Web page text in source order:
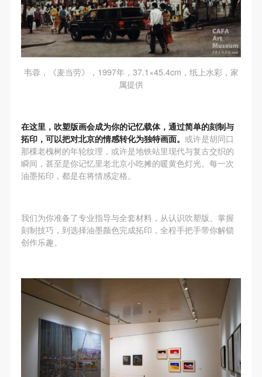
韦蓉，《麦当劳》，1997年，37.1×45.4cm，纸上水彩，家
属提供
在这里，吹塑版画会成为你的记忆载体，通过简单的刻制与
拓印，可以把对北京的情感转化为独特画面。 或许是胡同口
那棵老槐树的年轮纹理，或许是地铁站里现代与复古交织的
瞬间，甚至是你记忆里老北京小吃摊的暖黄色灯光。每一次
油墨拓印，都是在将情感定格。
我们为你准备了专业指导与全套材料，从认识吹塑版、掌握
刻制技巧，到选择油墨颜色完成拓印，全程手把手带你解锁
创作乐趣。
性、专业性、国际化的现代公共美术馆。中央美术学
院美术馆与时代同行，努力塑造一个开放、自由、学
术的空间氛围，竭诚与各单位、企业、机构、艺术家
和观众进行良好互动。以学院的学术研究为基础，积
极策划国际、国内多视角、多领域的展览、论坛及公
共教育活动，为美院师生、中外艺术家以及社会公众
单位，其开展的公共教育活动以学术性和公益性为
主。
（3）、乙方为甲方拍摄中央美术学院公共教育部所
有公教活动。
容包括：①中央美术学院美术馆②中央美术学院校园
内○3由中央美术学院公共教育部策划或执行的一切活
附带光盘及宣传资料。
（3）、使用地域范围
适用地域范围包括国内和国外。
使用肖像的媒介限于不损害甲方肖像权的任何媒介
（如杂志、网络等）。
三、肖像权使用期限
性、专业性、国际化的现代公共美术馆。中央美术学
院美术馆与时代同行，努力塑造一个开放、自由、学
术的空间氛围，竭诚与各单位、企业、机构、艺术家
和观众进行良好互动。以学院的学术研究为基础，积
极策划国际、国内多视角、多领域的展览、论坛及公
共教育活动，为美院师生、中外艺术家以及社会公众
单位，其开展的公共教育活动以学术性和公益性为
主。
（3）、乙方为甲方拍摄中央美术学院公共教育部所
有公教活动。
容包括：①中央美术学院美术馆②中央美术学院校园
内○3由中央美术学院公共教育部策划或执行的一切活
附带光盘及宣传资料。
（3）、使用地域范围
适用地域范围包括国内和国外。
使用肖像的媒介限于不损害甲方肖像权的任何媒介
（如杂志、网络等）。
三、肖像权使用期限
性、专业性、国际化的现代公共美术馆。中央美术学
院美术馆与时代同行，努力塑造一个开放、自由、学
术的空间氛围，竭诚与各单位、企业、机构、艺术家
和观众进行良好互动。以学院的学术研究为基础，积
极策划国际、国内多视角、多领域的展览、论坛及公
共教育活动，为美院师生、中外艺术家以及社会公众
单位，其开展的公共教育活动以学术性和公益性为
主。
（3）、乙方为甲方拍摄中央美术学院公共教育部所
有公教活动。
容包括：①中央美术学院美术馆②中央美术学院校园
内○3由中央美术学院公共教育部策划或执行的一切活
附带光盘及宣传资料。
（3）、使用地域范围
适用地域范围包括国内和国外。
使用肖像的媒介限于不损害甲方肖像权的任何媒介
（如杂志、网络等）。
三、肖像权使用期限